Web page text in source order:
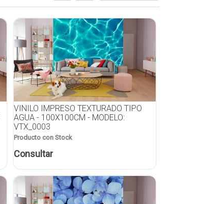
VINILO IMPRESO TEXTURADO TIPO
AGUA - 100X100CM - MODELO:
VTX_0003
Producto con Stock
Consultar